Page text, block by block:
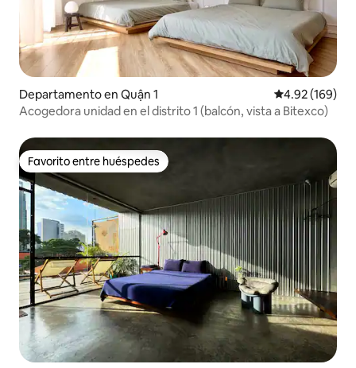
Departamento en Quận 1 Calificación
4.92 (169)
Acogedora unidad en el distrito 1 (balcón, vista a Bitexco)
Favorito entre huéspedes
Favorito entre huéspedes